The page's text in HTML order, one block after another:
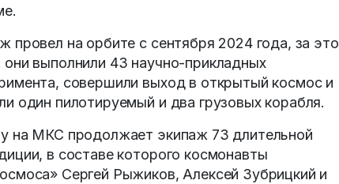
провел на орбите с сентября 2024 года, за это
они выполнили 43 научно-прикладных
совершили выход в открытый космос и
один пилотируемый и два грузовых корабля.
на МКС продолжает экипаж 73 длительной
в составе которого космонавты
Сергей Рыжиков, Алексей Зубрицкий и